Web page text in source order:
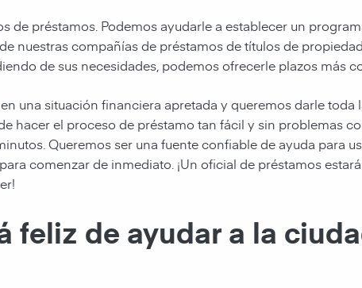
de préstamos. Podemos ayudarle a establecer un
nuestras compañías de préstamos de títulos de
de sus necesidades, podemos ofrecerle plazos más
una situación financiera apretada y queremos darle toda
hacer el proceso de préstamo tan fácil y sin problemas
Queremos ser una fuente confiable de ayuda para
comenzar de inmediato. ¡Un oficial de préstamos
feliz de ayudar a la